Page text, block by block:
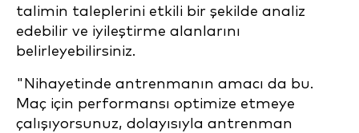
talimin taleplerini etkili bir şekilde analiz
edebilir ve iyileştirme alanlarını
belirleyebilirsiniz.
"Nihayetinde antrenmanın amacı da bu.
Maç için performansı optimize etmeye
çalışıyorsunuz, dolayısıyla antrenman